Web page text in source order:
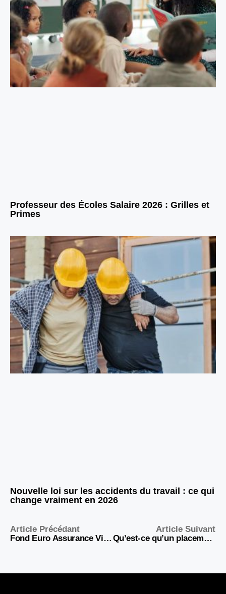
Professeur des Écoles Salaire 2026 : Grilles et
Primes
Nouvelle loi sur les accidents du travail : ce qui
change vraiment en 2026
Article Précédant
Fond Euro Assurance Vie 2026 : Guide Complet et Meilleurs Taux
Article Suivant
Qu’est-ce qu’un placement financier rentable en 2026 ?